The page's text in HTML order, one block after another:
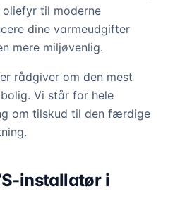
til moderne
dine varmeudgifter
mere miljøvenlig.
rådgiver om den mest
Vi står for hele
om tilskud til den færdige
installatør i